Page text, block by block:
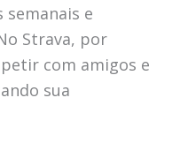
e
Strava, por
com amigos e
sua